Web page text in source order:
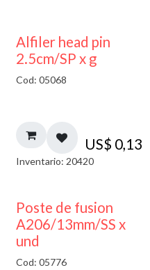
Alfiler head pin
2.5cm/SP x g
Cod: 05068
US$ 0,13
Inventario: 20420
Poste de fusion
A206/13mm/SS x
und
Cod: 05776